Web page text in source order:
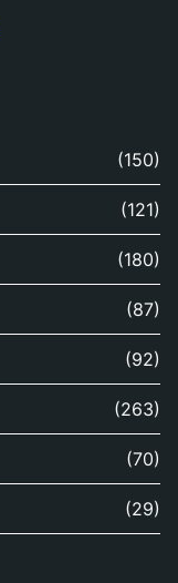
(150)
(121)
(180)
(87)
(92)
(263)
(70)
(29)